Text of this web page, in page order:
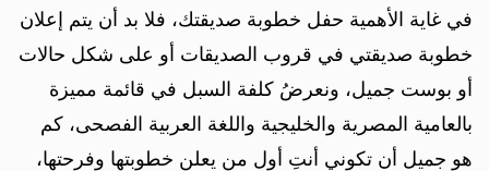
في غاية الأهمية حفل خطوبة صديقتك، فلا بد أن يتم إعلان
خطوبة صديقتي في قروب الصديقات أو على شكل حالات
أو بوست جميل، ونعرضُ كلفة السبل في قائمة مميزة
بالعامية المصرية والخليجية واللغة العربية الفصحى، كم
هو جميل أن تكوني أنتِ أول من يعلن خطوبتها وفرحتها،